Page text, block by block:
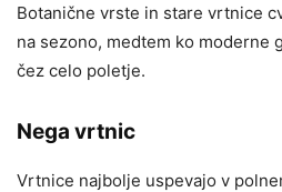
Botanične vrste in stare vrtnice
na sezono, medtem ko moderne
čez celo poletje.
Nega vrtnic
Vrtnice najbolje uspevajo v